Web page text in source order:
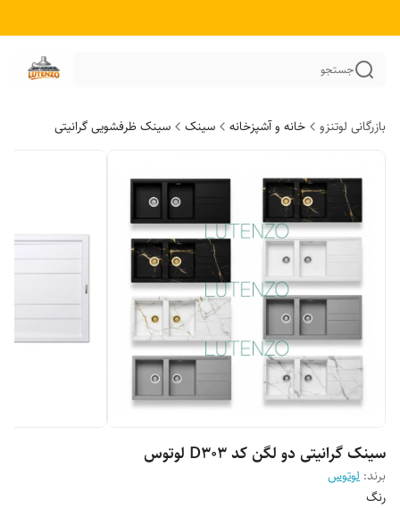
جستجو
بازرگانی لوتنزو خانه و آشپزخانه سینک سینک ظرفشویی گرانیتی
سینک گرانیتی دو لگن کد D303 لوتوس
برند: لوتوس
رنگ